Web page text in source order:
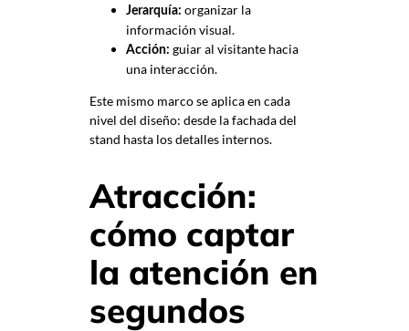
Jerarquía: organizar la
información visual.
Acción: guiar al visitante hacia
una interacción.
Este mismo marco se aplica en cada
nivel del diseño: desde la fachada del
stand hasta los detalles internos.
Atracción:
cómo captar
la atención en
segundos